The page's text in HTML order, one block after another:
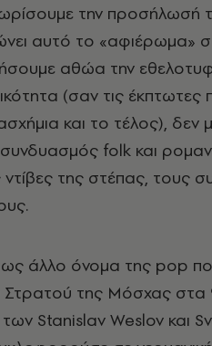
την προσήλωσή
αυτό το «αφιέρωμα»
αθώα την
(σαν τις έκπτωτες
και το τέλος), δεν
folk και
της στέπας, τους
άλλο όνομα της pop
της Mόσχας στα
Stanislav Weslov και